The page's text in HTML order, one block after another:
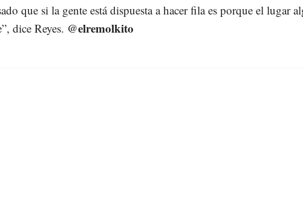
que si la gente está dispuesta a hacer fila es porque el lugar
dice Reyes. @elremolkito